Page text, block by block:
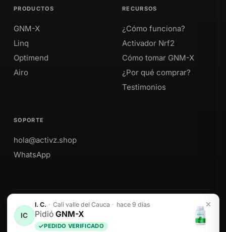
IC
I. C. · Cali valle del Cauca · hace 9 días
Pidió GNM-X
PEDIDO VERIFICADO
PRODUCTOS
GNM-X
Linq
Optimend
Airo
RECURSOS
¿Cómo funciona?
Activador Nrf2
Cómo tomar GNM-X
¿Por qué comprar?
Testimonios
SOPORTE
hola@activz.shop
WhatsApp
Envíos a Perú · México · EE. UU. · Colombia · Ecuador